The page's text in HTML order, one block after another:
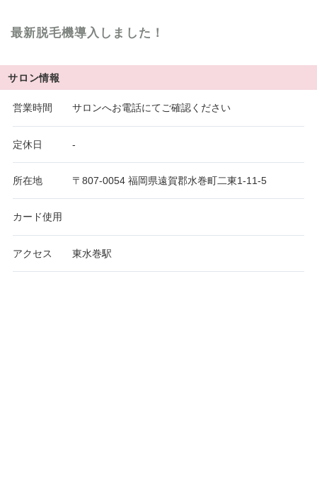
最新脱毛機導入しました！
サロン情報
営業時間 サロンへお電話にてご確認ください
定休日 ‐
所在地 〒807-0054 福岡県遠賀郡水巻町二東1-11-5
カード使用
アクセス 東水巻駅